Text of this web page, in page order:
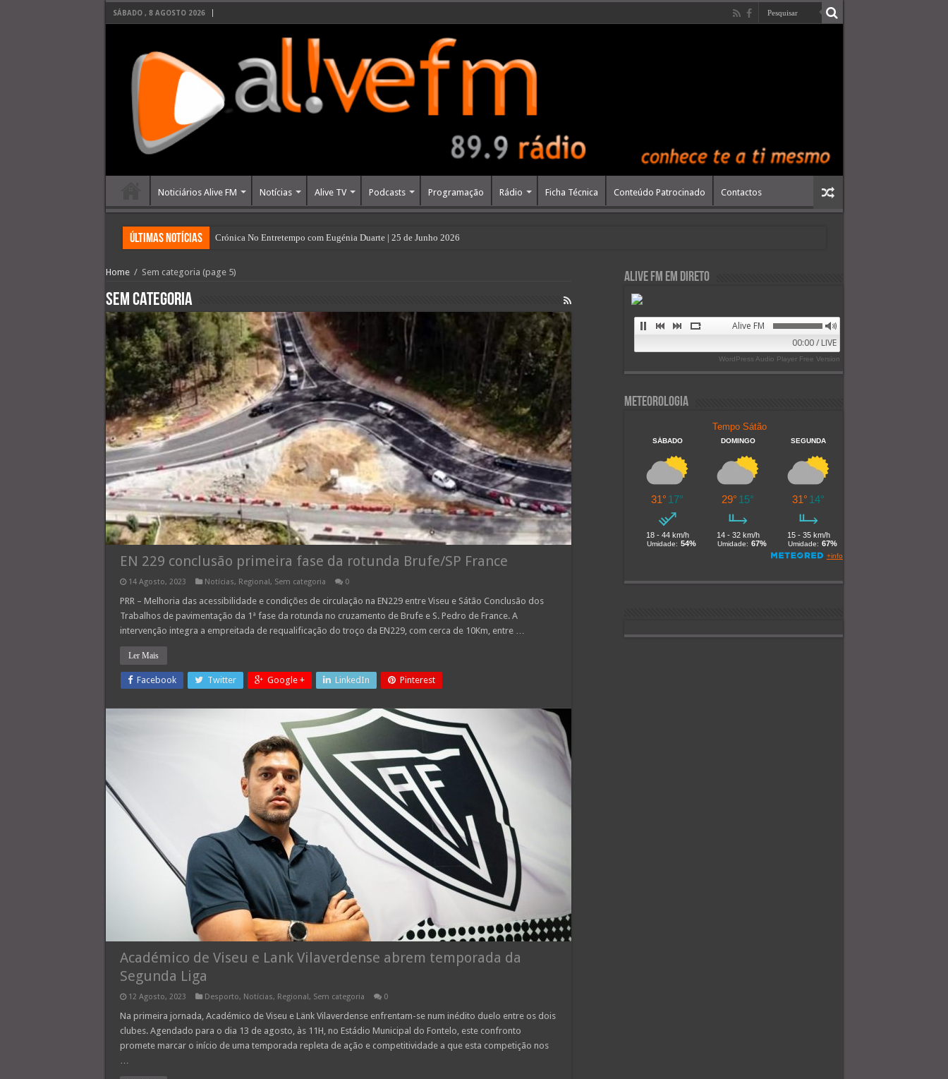
SÁBADO , 8 AGOSTO 2026
Noticiários Alive FM Notícias Alive TV Podcasts Programação Rádio Ficha Técnica Conteúdo Patrocinado Contactos
últimas Notícias Crónica No Entretempo com Eugénia Duarte | 25 de Junho 2026
Home / Sem categoria (page 5)
Sem categoria
EN 229 conclusão primeira fase da rotunda Brufe/SP France
14 Agosto, 2023 Notícias, Regional , Sem categoria 0
PRR – Melhoria das acessibilidade e condições de circulação na EN229 entre Viseu e Sátão Conclusão dos
Trabalhos de pavimentação da 1ª fase da rotunda no cruzamento de Brufe e S. Pedro de France. A
intervenção integra a empreitada de requalificação do troço da EN229, com cerca de 10Km, entre …
Ler Mais
Facebook Twitter Google + LinkedIn Pinterest
Académico de Viseu e Lank Vilaverdense abrem temporada da
Segunda Liga
12 Agosto, 2023 Desporto, Notícias, Regional , Sem categoria 0
Na primeira jornada, Académico de Viseu e Länk Vilaverdense enfrentam-se num inédito duelo entre os dois
clubes. Agendado para o dia 13 de agosto, às 11H, no Estádio Municipal do Fontelo, este confronto
promete marcar o início de uma temporada repleta de ação e competitividade a que esta competição nos
…
Alive FM em Direto
Alive FM 89.9
00:00 / LIVE
WordPress Audio Player Free Version
Meteorologia